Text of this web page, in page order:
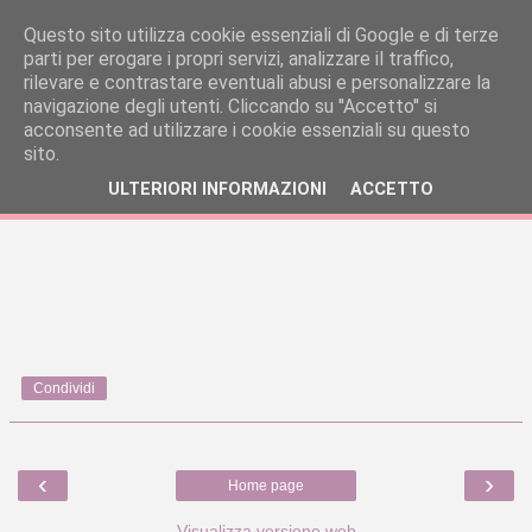
Condividi
‹ ›
Home page
Questo sito utilizza cookie essenziali di Google e di terze
parti per erogare i propri servizi, analizzare il traffico,
rilevare e contrastare eventuali abusi e personalizzare la
navigazione degli utenti. Cliccando su ''Accetto'' si
acconsente ad utilizzare i cookie essenziali su questo
sito.
ULTERIORI INFORMAZIONI ACCETTO